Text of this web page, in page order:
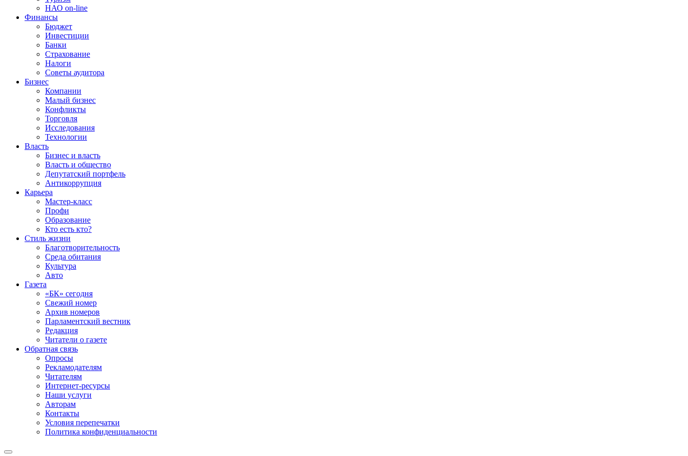
НАО on-line
Финансы
Бюджет
Инвестиции
Банки
Страхование
Налоги
Советы аудитора
Бизнес
Компании
Малый бизнес
Конфликты
Торговля
Исследования
Технологии
Власть
Бизнес и власть
Власть и общество
Депутатский портфель
Антикоррупция
Карьера
Мастер-класс
Профи
Образование
Кто есть кто?
Стиль жизни
Благотворительность
Среда обитания
Культура
Авто
Газета
«БК» сегодня
Свежий номер
Архив номеров
Парламентский вестник
Редакция
Читатели о газете
Обратная связь
Опросы
Рекламодателям
Читателям
Интернет-ресурсы
Наши услуги
Авторам
Контакты
Условия перепечатки
Политика конфиденциальности